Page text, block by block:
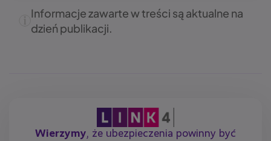
Informacje zawarte w treści są aktualne na
dzień publikacji.
Wierzymy, że ubezpieczenia powinny być